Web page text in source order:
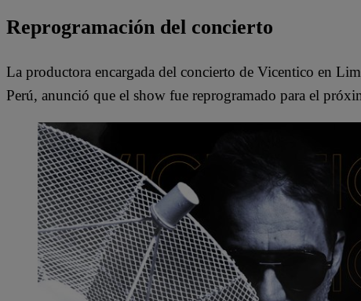
Reprogramación del concierto
La productora encargada del concierto de Vicentico en
Perú, anunció que el show fue reprogramado para el